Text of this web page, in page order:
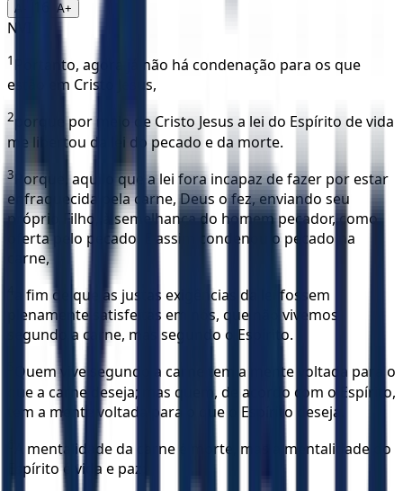
A- A+
NVI
1
Portanto, agora já não há condenação para os que
estão em Cristo Jesus,
2porque por meio de Cristo Jesus a lei do Espírito de vida
me libertou da lei do pecado e da morte.
3
Porque, aquilo que a lei fora incapaz de fazer por estar
enfraquecida pela carne, Deus o fez, enviando seu
próprio Filho, à semelhança do homem pecador, como
oferta pelo pecado. E assim condenou o pecado na
carne,
a fim de que as justas exigências da lei fossem
plenamente satisfeitas em nós, que não vivemos
segundo a carne, mas segundo o Espírito.
Quem vive segundo a carne tem a mente voltada para o
que a carne deseja; mas quem, de acordo com o Espírito,
tem a mente voltada para o que o Espírito deseja.
A mentalidade da carne é morte, mas a mentalidade do
Espírito é vida e paz;